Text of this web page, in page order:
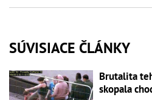
SÚVISIACE ČLÁNKY
Brutalita
skopala